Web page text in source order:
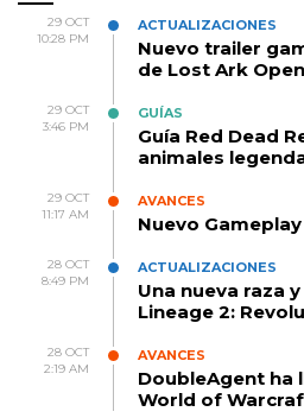
29 OCT
10:28 PM
ACTUALIZACIONES
Nuevo trailer
de Lost Ark
29 OCT
3:46 PM
GUÍAS
Guía Red Dead
animales
29 OCT
11:17 AM
AVANCES
Nuevo
28 OCT
8:49 PM
ACTUALIZACIONES
Una nueva raza
Lineage 2:
28 OCT
2:19 AM
AVANCES
DoubleAgent ha
World of